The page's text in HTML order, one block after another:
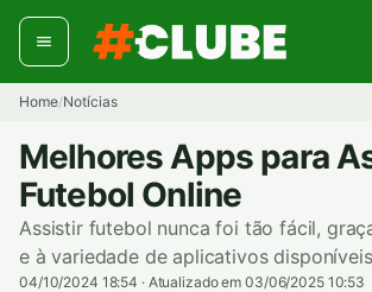
Pular
para
conteúdo
Home/Notícias
Melhores Apps para
Futebol Online
Assistir futebol nunca foi tão fácil,
e à variedade de aplicativos
04/10/2024 18:54 · Atualizado em 03/06/2025 10:53